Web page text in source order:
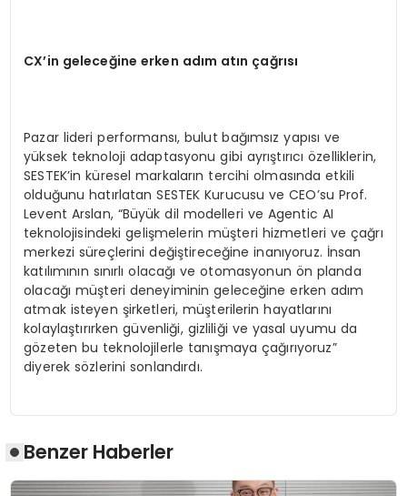
CX’in geleceğine erken adım atın çağrısı
Pazar lideri performansı, bulut bağımsız yapısı ve
yüksek teknoloji adaptasyonu gibi ayrıştırıcı özelliklerin,
SESTEK’in küresel markaların tercihi olmasında etkili
olduğunu hatırlatan SESTEK Kurucusu ve CEO’su Prof.
Levent Arslan, “Büyük dil modelleri ve Agentic AI
teknolojisindeki gelişmelerin müşteri hizmetleri ve çağrı
merkezi süreçlerini değiştireceğine inanıyoruz. İnsan
katılımının sınırlı olacağı ve otomasyonun ön planda
olacağı müşteri deneyiminin geleceğine erken adım
atmak isteyen şirketleri, müşterilerin hayatlarını
kolaylaştırırken güvenliği, gizliliği ve yasal uyumu da
gözeten bu teknolojilerle tanışmaya çağırıyoruz”
diyerek sözlerini sonlandırdı.
Benzer Haberler